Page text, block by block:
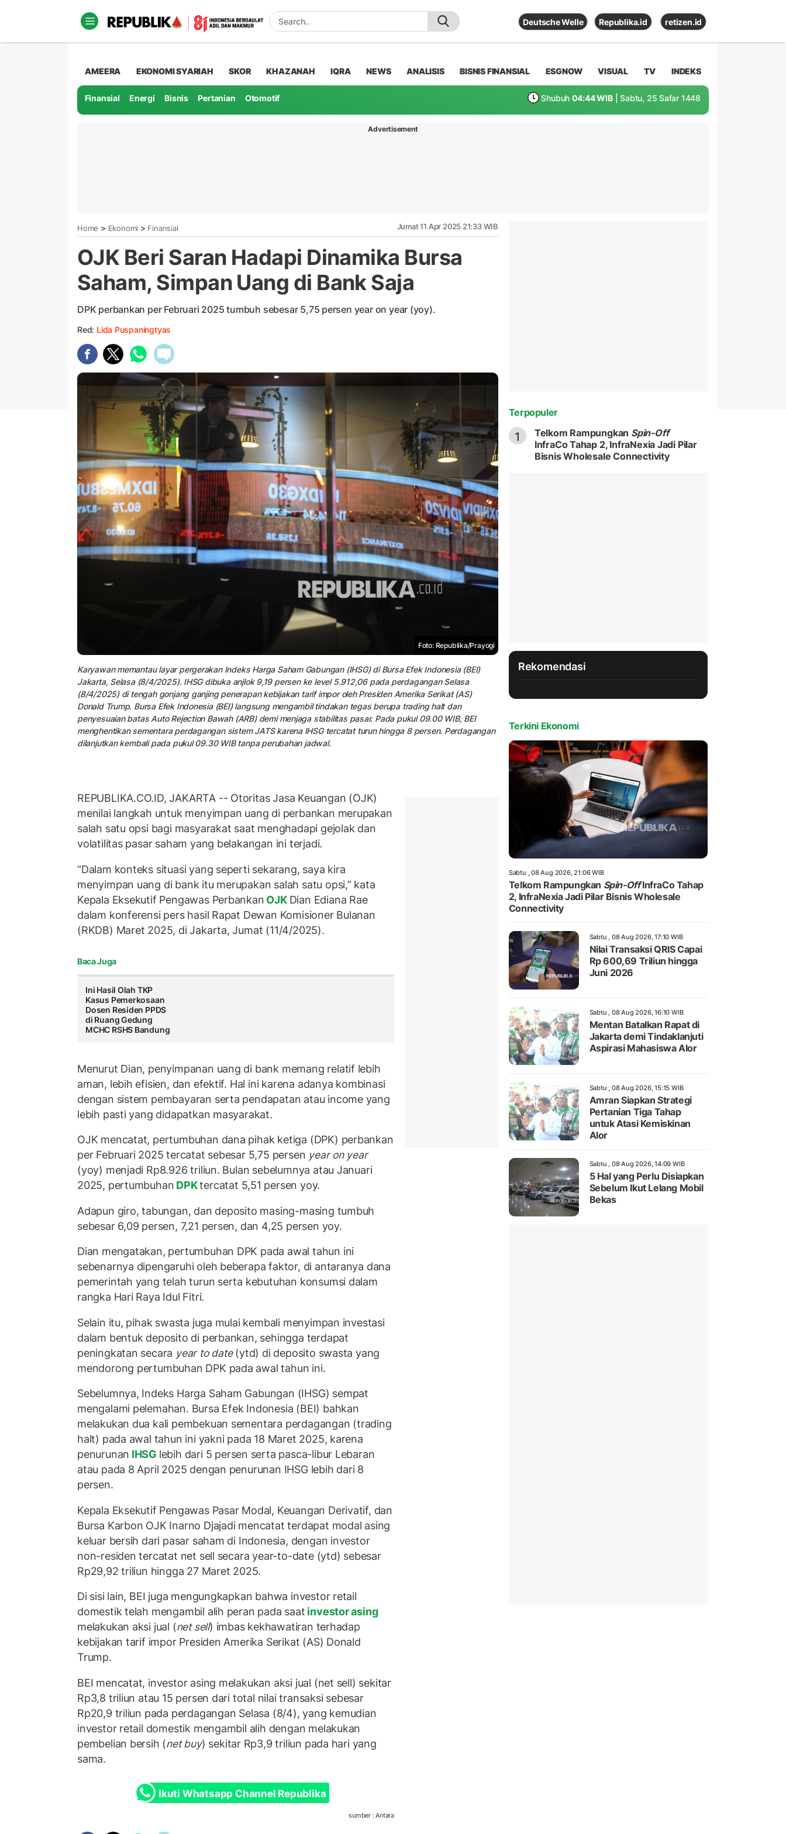
Deutsche Welle Republika.id retizen.id
AMEERA EKONOMI SYARIAH SKOR KHAZANAH IQRA NEWS ANALISIS BISNIS FINANSIAL ESGNOW VISUAL TV INDEKS
Finansial Energi Bisnis Pertanian Otomotif Shubuh 04:44 WIB | Sabtu, 25 Safar 1448
Advertisement
Home > Ekonomi > Finansial Jumat 11 Apr 2025 21:33 WIB
OJK Beri Saran Hadapi Dinamika Bursa
Saham, Simpan Uang di Bank Saja
DPK perbankan per Februari 2025 tumbuh sebesar 5,75 persen year on year (yoy).
Red: Lida Puspaningtyas
Foto: Republika/Prayogi
Karyawan memantau layar pergerakan Indeks Harga Saham Gabungan (IHSG) di Bursa Efek Indonesia (BEI)
Jakarta, Selasa (8/4/2025). IHSG dibuka anjlok 9,19 persen ke level 5.912,06 pada perdagangan Selasa
(8/4/2025) di tengah gonjang ganjing penerapan kebijakan tarif impor oleh Presiden Amerika Serikat (AS)
Donald Trump. Bursa Efek Indonesia (BEI) langsung mengambil tindakan tegas berupa trading halt dan
penyesuaian batas Auto Rejection Bawah (ARB) demi menjaga stabilitas pasar. Pada pukul 09.00 WIB, BEI
menghentikan sementara perdagangan sistem JATS karena IHSG tercatat turun hingga 8 persen. Perdagangan
dilanjutkan kembali pada pukul 09.30 WIB tanpa perubahan jadwal.
REPUBLIKA.CO.ID, JAKARTA -- Otoritas Jasa Keuangan (OJK)
menilai langkah untuk menyimpan uang di perbankan merupakan
salah satu opsi bagi masyarakat saat menghadapi gejolak dan
volatilitas pasar saham yang belakangan ini terjadi.
“Dalam konteks situasi yang seperti sekarang, saya kira
menyimpan uang di bank itu merupakan salah satu opsi,” kata
Kepala Eksekutif Pengawas Perbankan OJK Dian Ediana Rae
dalam konferensi pers hasil Rapat Dewan Komisioner Bulanan
(RKDB) Maret 2025, di Jakarta, Jumat (11/4/2025).
Baca Juga
Ini Hasil Olah TKP
Kasus Pemerkosaan
Dosen Residen PPDS
di Ruang Gedung
MCHC RSHS Bandung
Menurut Dian, penyimpanan uang di bank memang relatif lebih
aman, lebih efisien, dan efektif. Hal ini karena adanya kombinasi
dengan sistem pembayaran serta pendapatan atau income yang
lebih pasti yang didapatkan masyarakat.
OJK mencatat, pertumbuhan dana pihak ketiga (DPK) perbankan
per Februari 2025 tercatat sebesar 5,75 persen year on year
(yoy) menjadi Rp8.926 triliun. Bulan sebelumnya atau Januari
2025, pertumbuhan DPKtercatat 5,51 persen yoy.
Adapun giro, tabungan, dan deposito masing-masing tumbuh
sebesar 6,09 persen, 7,21 persen, dan 4,25 persen yoy.
Dian mengatakan, pertumbuhan DPK pada awal tahun ini
sebenarnya dipengaruhi oleh beberapa faktor, di antaranya dana
pemerintah yang telah turun serta kebutuhan konsumsi dalam
rangka Hari Raya Idul Fitri.
Selain itu, pihak swasta juga mulai kembali menyimpan investasi
dalam bentuk deposito di perbankan, sehingga terdapat
peningkatan secara year to date (ytd) di deposito swasta yang
mendorong pertumbuhan DPK pada awal tahun ini.
Sebelumnya, Indeks Harga Saham Gabungan (IHSG) sempat
mengalami pelemahan. Bursa Efek Indonesia (BEI) bahkan
melakukan dua kali pembekuan sementara perdagangan (trading
halt) pada awal tahun ini yakni pada 18 Maret 2025, karena
penurunan IHSG lebih dari 5 persen serta pasca-libur Lebaran
atau pada 8 April 2025 dengan penurunan IHSG lebih dari 8
persen.
Kepala Eksekutif Pengawas Pasar Modal, Keuangan Derivatif, dan
Bursa Karbon OJK Inarno Djajadi mencatat terdapat modal asing
keluar bersih dari pasar saham di Indonesia, dengan investor
non-residen tercatat net sell secara year-to-date (ytd) sebesar
Rp29,92 triliun hingga 27 Maret 2025.
Di sisi lain, BEI juga mengungkapkan bahwa investor retail
domestik telah mengambil alih peran pada saat investor asing
melakukan aksi jual (net sell) imbas kekhawatiran terhadap
kebijakan tarif impor Presiden Amerika Serikat (AS) Donald
Trump.
BEI mencatat, investor asing melakukan aksi jual (net sell) sekitar
Rp3,8 triliun atau 15 persen dari total nilai transaksi sebesar
Rp20,9 triliun pada perdagangan Selasa (8/4), yang kemudian
investor retail domestik mengambil alih dengan melakukan
pembelian bersih (net buy) sekitar Rp3,9 triliun pada hari yang
sama.
Ikuti Whatsapp Channel Republika
sumber : Antara
Terpopuler
1 Telkom Rampungkan Spin-Off
InfraCo Tahap 2, InfraNexia Jadi Pilar
Bisnis Wholesale Connectivity
Rekomendasi
Terkini Ekonomi
Sabtu , 08 Aug 2026, 21:06 WIB
Telkom Rampungkan Spin-OffInfraCo Tahap
2, InfraNexia Jadi Pilar Bisnis Wholesale
Connectivity
Sabtu , 08 Aug 2026, 17:10 WIB
Nilai Transaksi QRIS Capai
Rp 600,69 Triliun hingga
Juni 2026
Sabtu , 08 Aug 2026, 16:10 WIB
Mentan Batalkan Rapat di
Jakarta demi Tindaklanjuti
Aspirasi Mahasiswa Alor
Sabtu , 08 Aug 2026, 15:15 WIB
Amran Siapkan Strategi
Pertanian Tiga Tahap
untuk Atasi Kemiskinan
Alor
Sabtu , 08 Aug 2026, 14:09 WIB
5 Hal yang Perlu Disiapkan
Sebelum Ikut Lelang Mobil
Bekas